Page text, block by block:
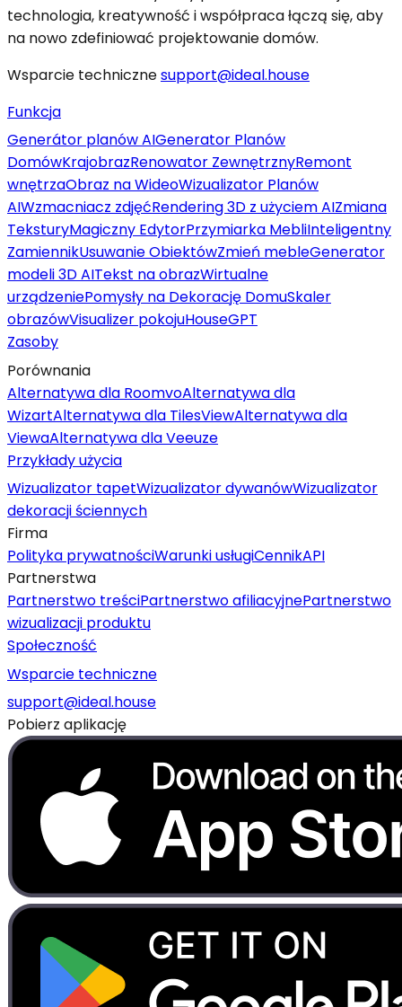
technologia, kreatywność i współpraca łączą się, aby
na nowo zdefiniować projektowanie domów.
Wsparcie technicznesupport@ideal.house
Funkcja
Generátor planów AIGenerator Planów
DomówKrajobrazRenowator ZewnętrznyRemont
wnętrzaObraz na WideoWizualizator Planów
AIWzmacniacz zdjęćRendering 3D z użyciem AIZmiana
TeksturyMagiczny EdytorPrzymiarka MebliInteligentny
ZamiennikUsuwanie ObiektówZmień mebleGenerator
modeli 3D AITekst na obrazWirtualne
urządzeniePomysły na Dekorację DomuSkaler
obrazówVisualizer pokojuHouseGPT
Zasoby
Porównania
Alternatywa dla RoomvoAlternatywa dla
WizartAlternatywa dla TilesViewAlternatywa dla
ViewaAlternatywa dla Veeuze
Przykłady użycia
Wizualizator tapetWizualizator dywanówWizualizator
dekoracji ściennych
Firma
Polityka prywatnościWarunki usługiCennikAPI
Partnerstwa
Partnerstwo treściPartnerstwo afiliacyjnePartnerstwo
wizualizacji produktu
Społeczność
Wsparcie techniczne
support@ideal.house
Pobierz aplikację